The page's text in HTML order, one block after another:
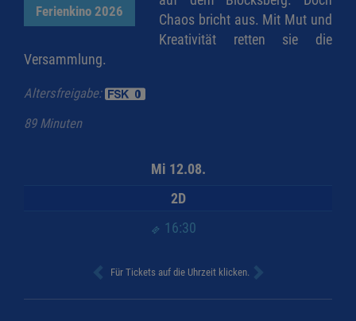
Ferienkino 2026
Chaos bricht aus. Mit Mut und
Kreativität retten sie die
Versammlung.
Altersfreigabe:
89 Minuten
Mi 12.08.
2D
16:30
Für Tickets auf die Uhrzeit klicken.